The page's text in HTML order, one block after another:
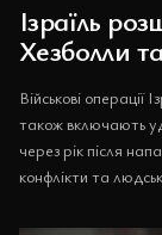
Ізраїль
Хезболли
Військові операції
також включають
через рік після
конфлікти та